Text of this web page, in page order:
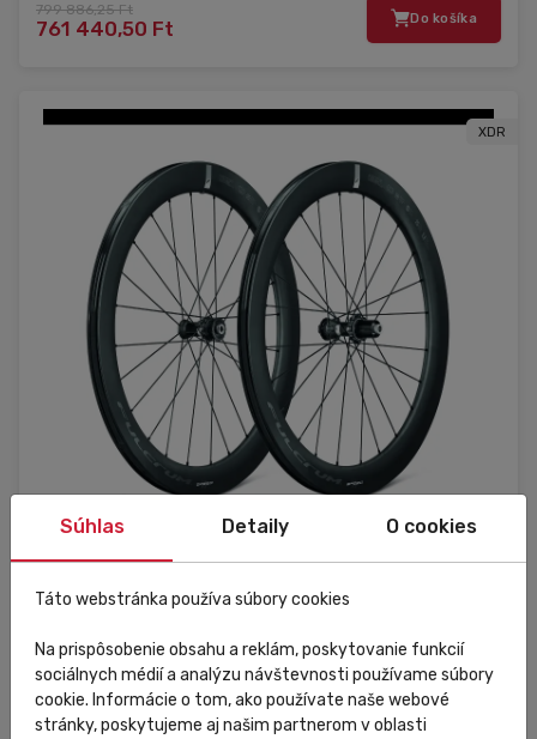
799 886,25 Ft
761 440,50 Ft Do košíka
XDR
Külső raktár
Sada kolies FULCRUM Speed 57 DB 28"
Súhlas Detaily O cookies
Táto webstránka používa súbory cookies
Na prispôsobenie obsahu a reklám, poskytovanie funkcií
sociálnych médií a analýzu návštevnosti používame súbory
cookie. Informácie o tom, ako používate naše webové
stránky, poskytujeme aj našim partnerom v oblasti